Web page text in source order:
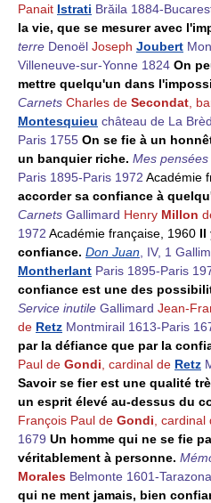
Panait Istrati Brăila 1884-
la vie, que se mesurer avec
terre Denoël Joseph Joubert
Villeneuve-sur-Yonne 1824 On
mettre quelqu'un dans
Carnets Charles de Secondat ,
Montesquieu château de La
Paris 1755 On se fie à un
un banquier riche. Mes pensées
Paris 1895-Paris 1972 Académie
accorder sa confiance à
Carnets Gallimard Henry Millon
1972 Académie française, 1960 Il
confiance. Don Juan , IV, 1
Montherlant Paris 1895-Paris
confiance est une des
Service inutile Gallimard Jean-
de Retz Montmirail 1613-Paris
par la défiance que par la
Paul de Gondi , cardinal de Retz
Savoir se fier est une qualité
un esprit élevé au-dessus du
François Paul de Gondi , cardinal
1679 Un homme qui ne se fie
véritablement à personne.
Morales Belmonte 1601-
qui ne ment jamais, bien